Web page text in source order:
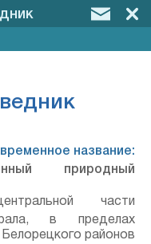
название:
природный
части
в пределах
Белорецкого районов